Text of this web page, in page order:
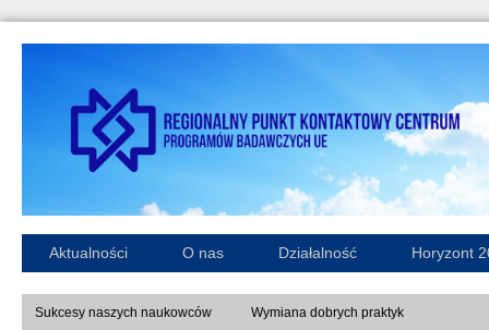
Aktualności O nas Działalność Horyzont
Sukcesy naszych naukowców Wymiana dobrych praktyk